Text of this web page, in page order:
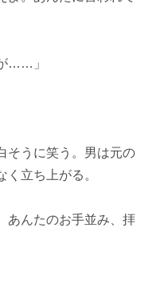
……」
そうに笑う。男は元の
立ち上がる。
あんたのお手並み、拝